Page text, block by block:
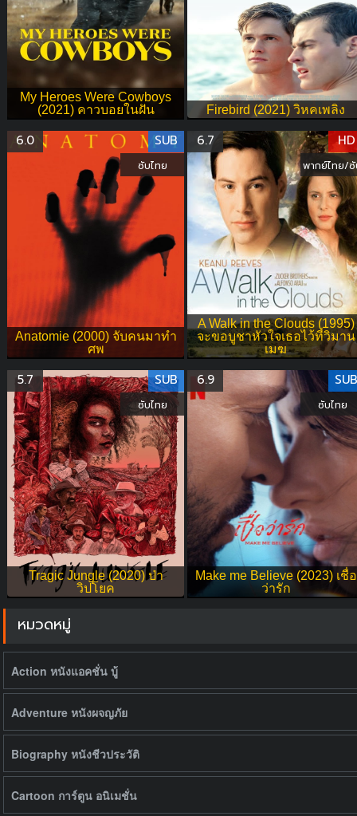
My Heroes Were Cowboys
(2021) คาวบอยในฝัน
Firebird (2021) วิหคเพลิง
Anatomie (2000) จับคนมาทำ
ศพ
6.0 SUB
ซับไทย
A Walk in the Clouds (1995)
จะขอบูชาหัวใจเธอไว้ที่วิมาน
เมฆ
6.7 HD
พากย์ไทย/
Tragic Jungle (2020) ป่า
วิปโยค
5.7 SUB
ซับไทย
Make me Believe (2023) เชื่อ
ว่ารัก
6.9 SUB
ซับไทย
หมวดหมู่
Action หนังแอคชั่น บู้
Adventure หนังผจญภัย
Biography หนังชีวประวัติ
Cartoon การ์ตูน อนิเมชั่น